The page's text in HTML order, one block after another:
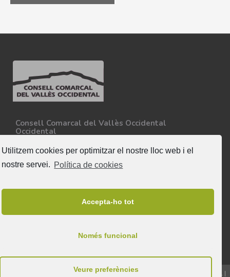
Utilitzem cookies per optimitzar el nostre lloc web i el
nostre servei. Política de cookies
Accepta-ho tot
Només funcional
Veure preferències
Consell Comarcal del Vallès Occidental
Occidental
08227 - Terrassa
Tel. 93 727 35 34
© 2026 & Tots els drets reservats a Consell Comarcal del Vallès Occidental |